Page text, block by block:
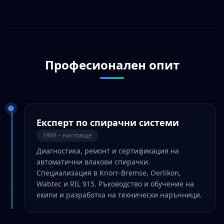
Професионален опит
Експерт по спирачни системи
1989 – настояще
Диагностика, ремонт и сертификация на
автоматични влакови спирачки.
Специализация в Knorr-Bremse, Oerlikon,
Wabtec и RIL 915. Ръководство и обучение на
екипи и разработка на технически наръчници.